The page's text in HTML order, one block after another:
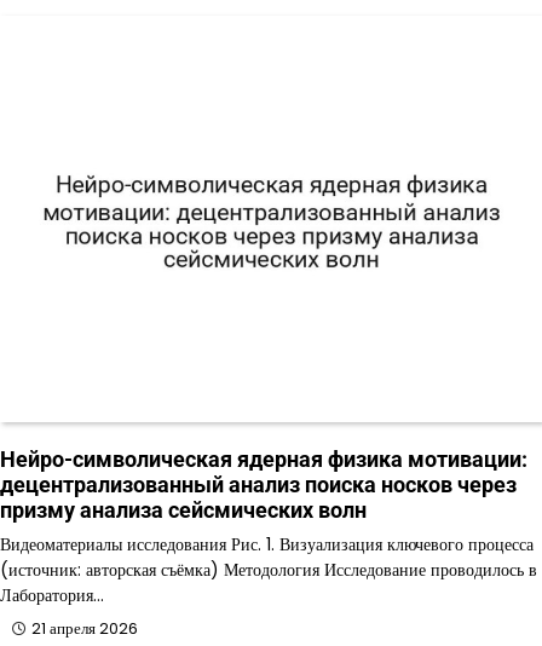
Нейро-символическая ядерная физика мотивации:
децентрализованный анализ поиска носков через
призму анализа сейсмических волн
Видеоматериалы исследования Рис. 1. Визуализация ключевого процесса
(источник: авторская съёмка) Методология Исследование проводилось в
Лаборатория…
21 апреля 2026